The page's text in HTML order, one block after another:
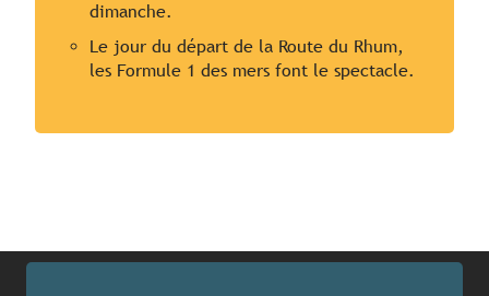
dimanche.
Le jour du départ de la Route du Rhum,
les Formule 1 des mers font le spectacle.